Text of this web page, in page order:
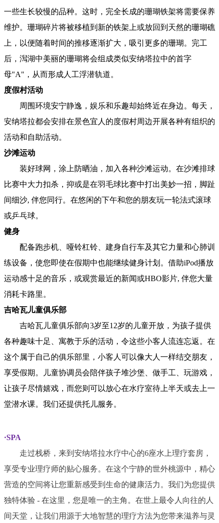
一些生长较慢的品种。这时，完全长成的珊瑚铁架将需要保养
维护。珊瑚碎片将被移植到新的铁架上或放回到天然的珊瑚礁
上，以便随着时间的推移逐渐扩大，吸引更多的珊瑚。完工
后，澙湖中美丽的珊瑚将会组成类似安纳塔拉中的首字
母"A"，从而形成人工浮潜轨道。
度假村活动
周围环境安宁静逸，娱乐和乐趣却始终近在身边。每天，
安纳塔拉都会安排在景色宜人的度假村周边开展各种有组织的
活动和自助活动。
沙滩运动
装好球网，涂上防晒油，加入各种沙滩运动。在沙滩排球
比赛中大力扣杀，抑或是在羽毛球比赛中打出美妙一招，脚趾
间细沙, 伴您同行。在悠闲的下午和您的朋友玩一轮法式滚球
或乒乓球。
健身
配备跑步机、哑铃杠铃、建身自行车及其它力量和心肺训
练设备，使您即使在假期中也能继续健身计划。借助iPod播放
运动感十足的音乐，或观赏最近的新闻或HBO影片, 伴您大量
消耗卡路里。
吉哈瓦儿童俱乐部
吉哈瓦儿童俱乐部向3岁至12岁的儿童开放，为孩子提供
各种趣味十足、寓教于乐的活动，令这些小客人流连忘返。在
这个属于自己的俱乐部里，小客人可以像大人一样结交朋友，
享受假期。儿童协调员会陪伴孩子堆沙堡、做手工、玩游戏，
让孩子尽情嬉戏，而您则可以放心在水疗室待上半天或去上一
堂潜水课。我们还提供托儿服务。
·SPA
走过栈桥，来到安纳塔拉水疗中心的6座水上理疗套房，
享受专业理疗师的贴心服务。在这个宁静的世外桃源中，精心
营造的空间将让您重新感受到生命的健康活力。我们为您提供
独特体验 - 在这里，您是唯一的主角。在世上最令人向往的人
间天堂，让我们用源于大地智慧的理疗方法为您带来滋养与灵